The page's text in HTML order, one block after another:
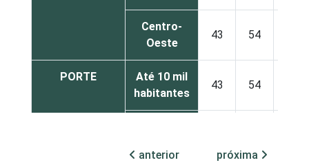
Centro-
Oeste
43 54
PORTE
Até 10 mil
habitantes
43 54
100 mil
45 52
anterior próxima